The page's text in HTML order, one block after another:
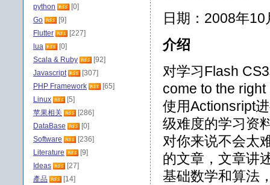
日期：2008年10
介绍
对学习Flash
come to the
使用Actionsript
级难度的学习资
对你来说不会太
的文章，文章讲
基础数学和算法
python
[0]
Go
[9]
Flutter
[227]
lua
[0]
Scala & Ruby
[92]
Javascript
[307]
PHP Framework
[65]
Linux
[5]
苹果相关
[286]
DataBase
[0]
Software
[236]
Literature
[9]
Ideas
[27]
產品
[14]